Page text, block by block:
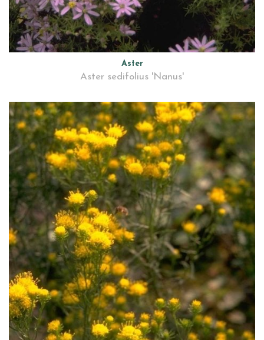
Aster
Aster sedifolius 'Nanus'